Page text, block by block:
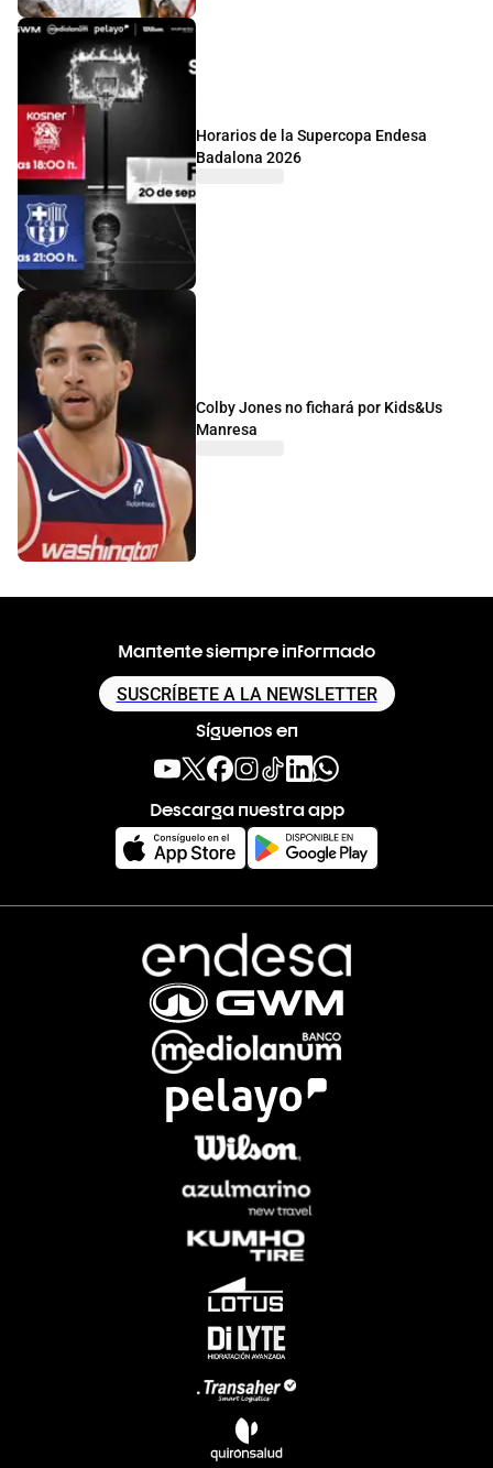
Horarios de la Supercopa Endesa
Badalona 2026
Colby Jones no fichará por Kids&Us
Manresa
Mantente siempre informado
SUSCRÍBETE A LA NEWSLETTER
Síguenos en
Descarga nuestra app